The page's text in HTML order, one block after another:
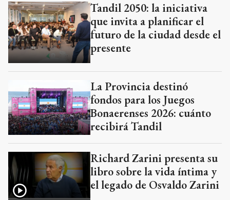
Tandil 2050: la iniciativa
que invita a planificar el
futuro de la ciudad desde el
presente
La Provincia destinó
fondos para los Juegos
Bonaerenses 2026: cuánto
recibirá Tandil
Richard Zarini presenta su
libro sobre la vida íntima y
el legado de Osvaldo Zarini